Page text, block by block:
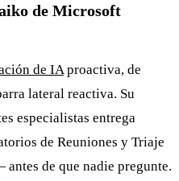
de Microsoft
de IAproactiva, de
lateral reactiva. Su
especialistas entrega
de Reuniones y Triaje
de que nadie pregunte.